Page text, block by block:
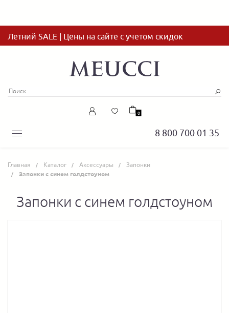
Летний SALE | Цены на сайте с учетом скидок
8 800 700 01 35
0
Главная Каталог Аксессуары Запонки
Запонки с синем голдстоуном
Запонки с синем голдстоуном